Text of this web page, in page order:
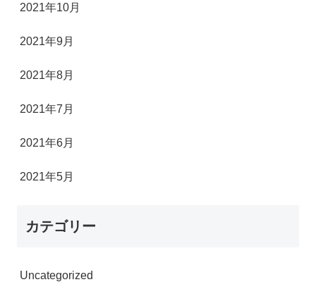
2021年10月
2021年9月
2021年8月
2021年7月
2021年6月
2021年5月
カテゴリー
Uncategorized